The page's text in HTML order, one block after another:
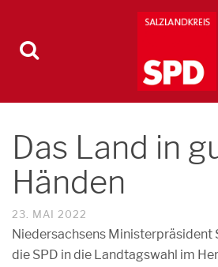
Das Land in
Händen
23. MAI 2022
Niedersachsens Ministerpräsident
die SPD in die Landtagswahl im